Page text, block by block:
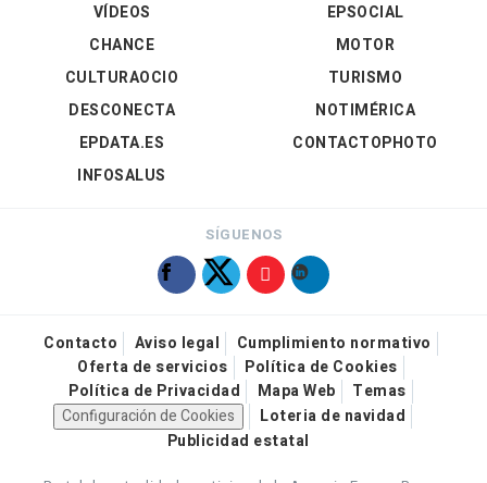
VÍDEOS
EPSOCIAL
CHANCE
CULTURAOCIO
DESCONECTA
EPDATA.ES
INFOSALUS
MOTOR
TURISMO
NOTIMÉRICA
CONTACTOPHOTO
SÍGUENOS
Contacto Aviso legal
Cumplimiento normativo
Oferta de servicios
Política de Cookies
Política de Privacidad
Mapa Web
Temas
Configuración de Cookies
Loteria de navidad
Publicidad estatal